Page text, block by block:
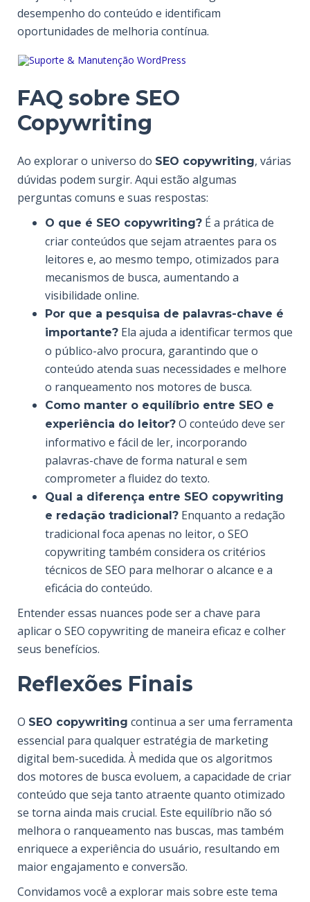
desempenho do conteúdo e identificam
oportunidades de melhoria contínua.
FAQ sobre SEO
Copywriting
Ao explorar o universo do SEO copywriting, várias
dúvidas podem surgir. Aqui estão algumas
perguntas comuns e suas respostas:
O que é SEO copywriting? É a prática de
criar conteúdos que sejam atraentes para os
leitores e, ao mesmo tempo, otimizados para
mecanismos de busca, aumentando a
visibilidade online.
Por que a pesquisa de palavras-chave é
importante? Ela ajuda a identificar termos que
o público-alvo procura, garantindo que o
conteúdo atenda suas necessidades e melhore
o ranqueamento nos motores de busca.
Como manter o equilíbrio entre SEO e
experiência do leitor? O conteúdo deve ser
informativo e fácil de ler, incorporando
palavras-chave de forma natural e sem
comprometer a fluidez do texto.
Qual a diferença entre SEO copywriting
e redação tradicional? Enquanto a redação
tradicional foca apenas no leitor, o SEO
copywriting também considera os critérios
técnicos de SEO para melhorar o alcance e a
eficácia do conteúdo.
Entender essas nuances pode ser a chave para
aplicar o SEO copywriting de maneira eficaz e colher
seus benefícios.
Reflexões Finais
O SEO copywriting continua a ser uma ferramenta
essencial para qualquer estratégia de marketing
digital bem-sucedida. À medida que os algoritmos
dos motores de busca evoluem, a capacidade de criar
conteúdo que seja tanto atraente quanto otimizado
se torna ainda mais crucial. Este equilíbrio não só
melhora o ranqueamento nas buscas, mas também
enriquece a experiência do usuário, resultando em
maior engajamento e conversão.
Convidamos você a explorar mais sobre este tema